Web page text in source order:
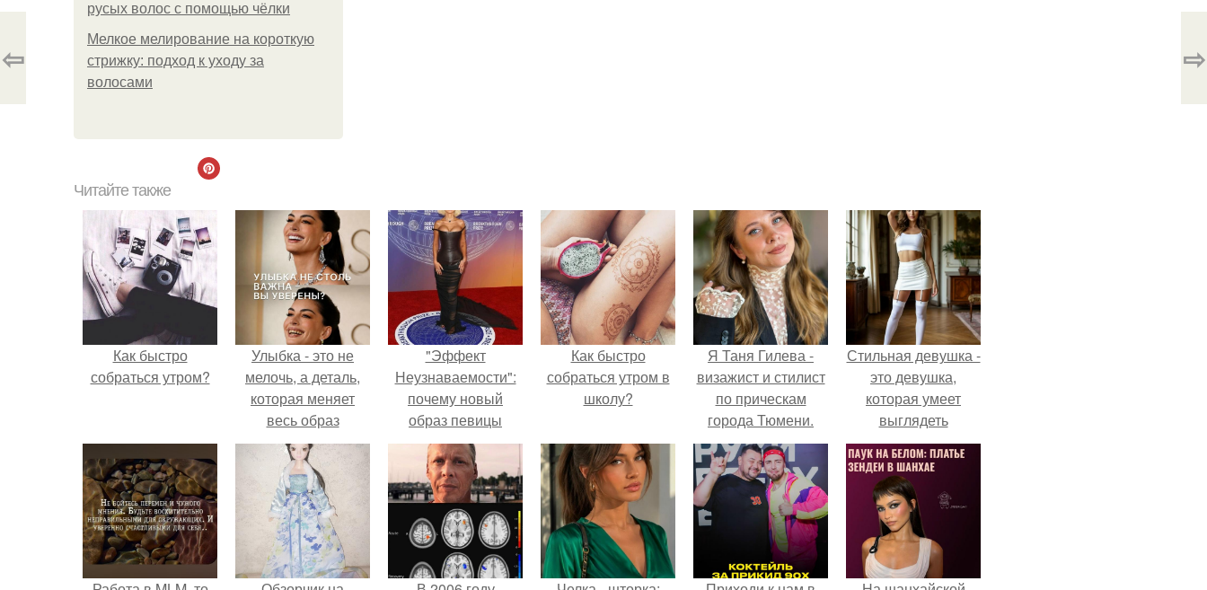
русых волос с помощью чёлки
Мелкое мелирование на короткую
стрижку: подход к уходу за
волосами
⇦ ⇨
Читайте также
Как быстро
собраться утром?
Улыбка - это не
мелочь, а деталь,
которая меняет
весь образ
человека.
"Эффект
Неузнаваемости":
почему новый
образ певицы
вызвал споры о
гранях
возможного?
Как быстро
собраться утром в
школу?
Я Таня Гилева -
визажист и стилист
по прическам
города Тюмени.
Стильная девушка -
это девушка,
которая умеет
выглядеть
привлекательно и
элегантно в любои
ситуации.